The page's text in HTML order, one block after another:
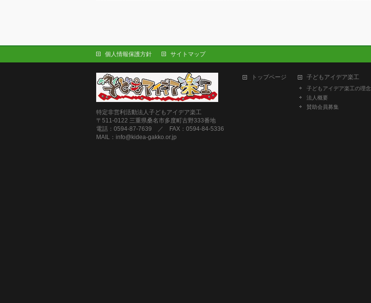
個人情報保護方針 サイトマップ
特定非営利活動法人子どもアイデア楽工
〒511-0122 三重県桑名市多度町古野333番地
電話：0594-87-7639 ／ FAX：0594-84-5336
MAIL：info@kidea-gakko.or.jp
トップページ 子どもアイデア楽工
子どもアイデア楽工の理念
法人概要
賛助会員募集